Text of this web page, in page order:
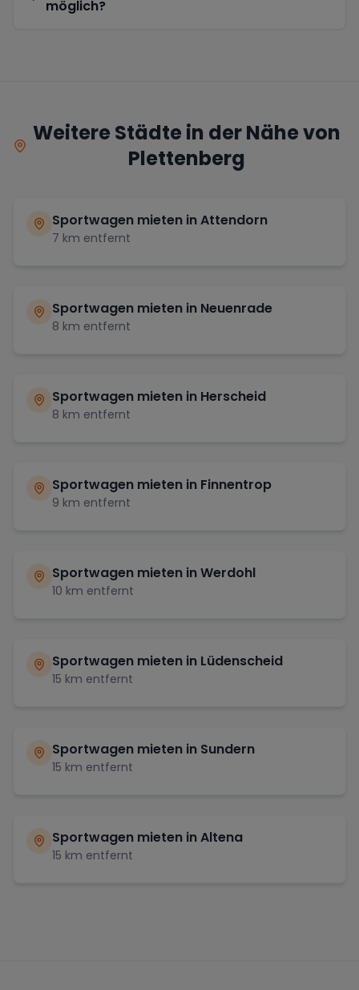
möglich?
Weitere Städte in der Nähe von
Plettenberg
Sportwagen mieten inAttendorn
7 km entfernt
Sportwagen mieten in Neuenrade
8 km entfernt
Sportwagen mieten in Herscheid
8 km entfernt
Sportwagen mieten in Finnentrop
9 km entfernt
Sportwagen mieten inWerdohl
10 km entfernt
Sportwagen mieten in Lüdenscheid
15 km entfernt
Sportwagen mieten in Sundern
15 km entfernt
Sportwagen mieten inAltena
15 km entfernt